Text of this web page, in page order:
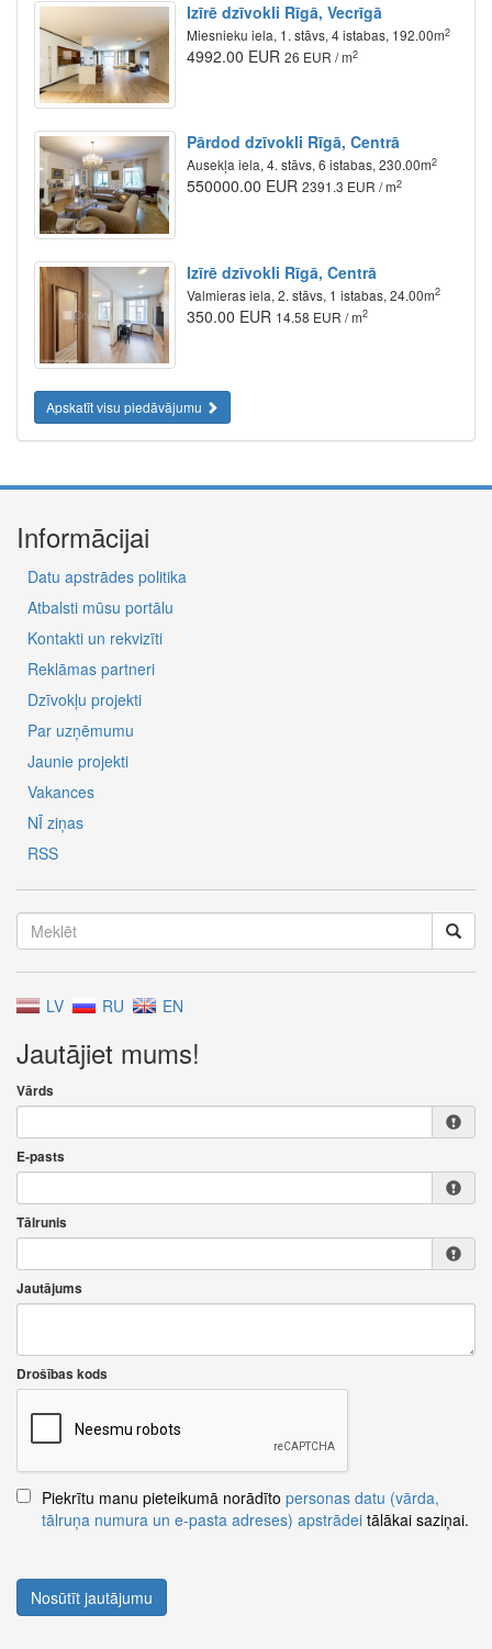
Izīrē dzīvokli Rīgā, Vecrīgā
Miesnieku iela, 1. stāvs, 4 istabas, 192.00m2
4992.00 EUR 26 EUR / m2
Pārdod dzīvokli Rīgā, Centrā
Ausekļa iela, 4. stāvs, 6 istabas, 230.00m2
550000.00 EUR 2391.3 EUR / m2
Izīrē dzīvokli Rīgā, Centrā
Valmieras iela, 2. stāvs, 1 istabas, 24.00m2
350.00 EUR 14.58 EUR / m2
Apskatīt visu piedāvājumu
Informācijai
Datu apstrādes politika
Atbalsti mūsu portālu
Kontakti un rekvizīti
Reklāmas partneri
Dzīvokļu projekti
Par uzņēmumu
Jaunie projekti
Vakances
NĪ ziņas
RSS
LV RU EN
Jautājiet mums!
Vārds
E-pasts
Tālrunis
Jautājums
Drošības kods
Piekrītu manu pieteikumā norādīto personas datu (vārda,
tālruņa numura un e-pasta adreses) apstrādei tālākai saziņai.
Nosūtīt jautājumu